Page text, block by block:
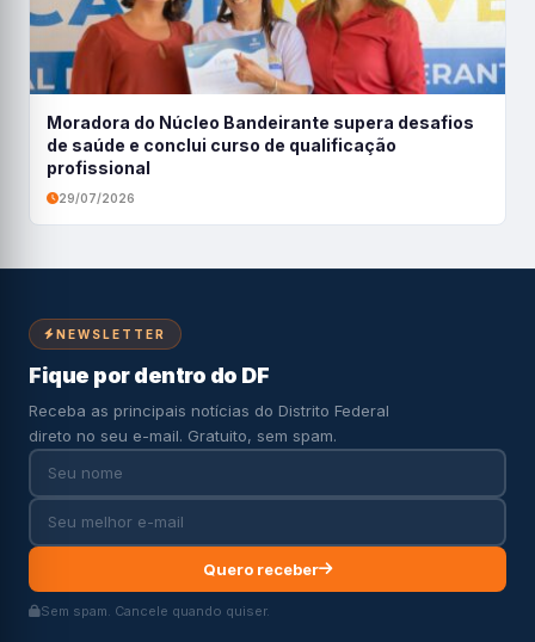
Moradora do Núcleo Bandeirante supera desafios
de saúde e conclui curso de qualificação
profissional
29/07/2026
NEWSLETTER
Fique por dentro do DF
Receba as principais notícias do Distrito Federal
direto no seu e-mail. Gratuito, sem spam.
Quero receber
Sem spam. Cancele quando quiser.